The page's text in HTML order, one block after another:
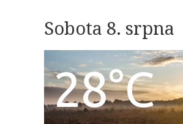
Sobota 8. srpna
28°C